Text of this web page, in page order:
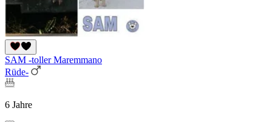
SAM -toller Maremmano
Rüde-
6 Jahre